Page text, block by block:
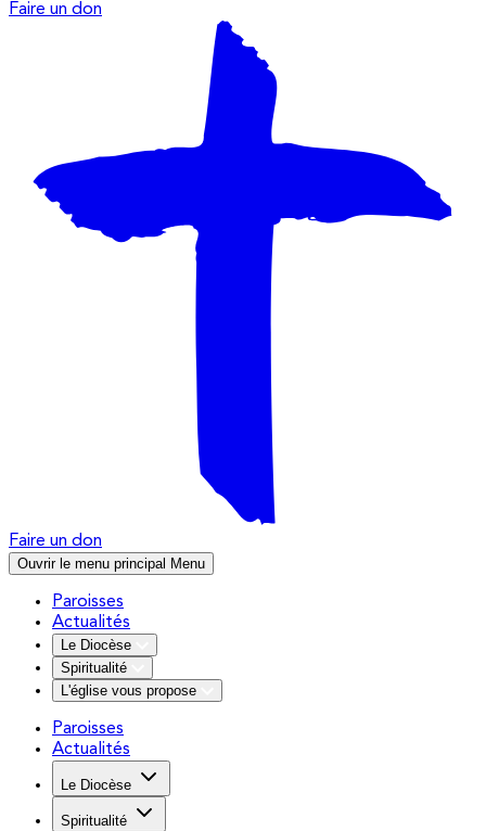
Faire un don
Faire un don
Ouvrir le menu principal Menu
Paroisses
Actualités
Le Diocèse
Spiritualité
L'église vous propose
Paroisses
Actualités
Le Diocèse
Spiritualité